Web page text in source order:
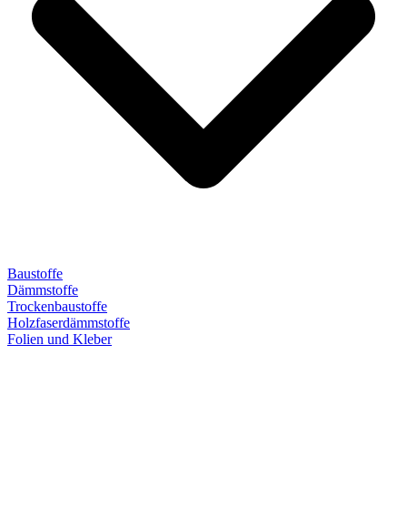
Baustoffe
Dämmstoffe
Trockenbaustoffe
Holzfaserdämmstoffe
Folien und Kleber